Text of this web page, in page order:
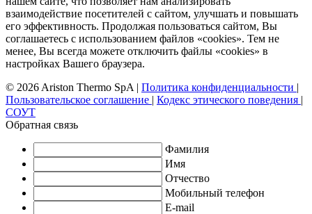
взаимодействие посетителей с сайтом, улучшать и повышать
его эффективность. Продолжая пользоваться сайтом, Вы
соглашаетесь с использованием файлов «cookies». Тем не
менее, Вы всегда можете отключить файлы «cookies» в
настройках Вашего браузера.
© 2026 Ariston Thermo SpA | Политика конфиденциальности |
Пользовательское соглашение | Кодекс этического поведения |
СОУТ
Обратная связь
Фамилия
Имя
Отчество
Мобильный телефон
E-mail